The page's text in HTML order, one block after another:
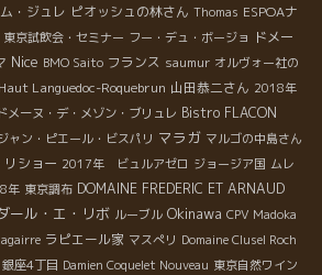
・ジュレ ピオッシュの林さん Thomas ESPOAナ
東京試飲会・セミナー フー・デュ・ボージョ ドメー
Nice BMO Saito フランス saumur オルヴォー社の
Haut Languedoc-Roquebrun 山田恭二さん 2018年
ドメーヌ・デ・メゾン・ブリュレ Bistro FLACON
ャン・ピエール・ビスパリ マラガ マルゴの中島さん
ショー 2017年 ビュルアゼロ ジョージア国 ムレ
年 東京調布 DOMAINE FREDERIC ET ARNAUD
ール・エ・リボ ルーブル Okinawa CPV Madoka
ラピエール家 マスぺリ Domaine Clusel Roch
銀座4丁目 Damien Coquelet Nouveau 東京自然ワイン